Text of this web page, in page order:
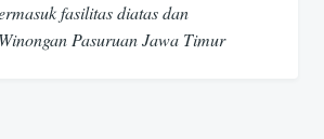
fasilitas diatas dan
Pasuruan Jawa Timur